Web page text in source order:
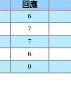
回應
6
7
7
6
0